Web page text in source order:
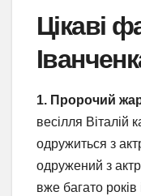
Цікаві
1. Пророчий
весілля Віталій
одружиться з
одружений з
вже багато